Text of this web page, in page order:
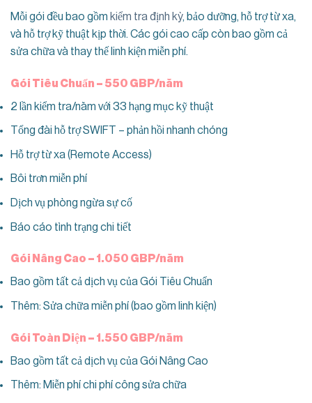
Mỗi gói đều bao gồm kiểm tra định kỳ, bảo dưỡng, hỗ trợ từ xa,
và hỗ trợ kỹ thuật kịp thời. Các gói cao cấp còn bao gồm cả
sửa chữa và thay thế linh kiện miễn phí.
Gói Tiêu Chuẩn – 550 GBP/năm
2 lần kiểm tra/năm với 33 hạng mục kỹ thuật
Tổng đài hỗ trợ SWIFT – phản hồi nhanh chóng
Hỗ trợ từ xa (Remote Access)
Bôi trơn miễn phí
Dịch vụ phòng ngừa sự cố
Báo cáo tình trạng chi tiết
Gói Nâng Cao – 1.050 GBP/năm
Bao gồm tất cả dịch vụ của Gói Tiêu Chuẩn
Thêm: Sửa chữa miễn phí (bao gồm linh kiện)
Gói Toàn Diện – 1.550 GBP/năm
Bao gồm tất cả dịch vụ của Gói Nâng Cao
Thêm: Miễn phí chi phí công sửa chữa